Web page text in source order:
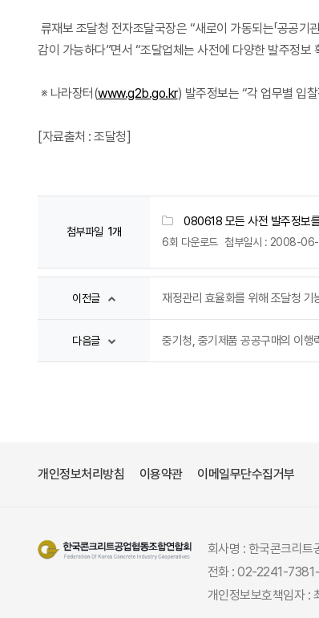
류재보 조달청 전자조달국장은 “새로이 가동되는「공공
감이 가능하다”면서 “조달업체는 사전에 다양한 발주정
※ 나라장터(www.g2b.go.kr) 발주정보는 “각 업무별 입
[자료출처 : 조달청]
첨부파일 1개
080618 모든 사전 발주정보
6회 다운로드 첨부일시 : 2008-
이전글 재정관리 효율화를 위해 조달청 기
다음글 중기청, 중기제품 공공구매의 이행
개인정보처리방침 이용약관 이메일무단수집거부
회사명 : 한국콘크리트
전화 : 02-2241-
개인정보보호책임자 :